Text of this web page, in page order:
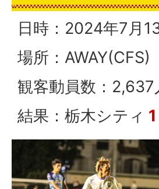
日時：2024年7月
場所：AWAY(CFS)
観客動員数：2,637
結果：栃木シティ